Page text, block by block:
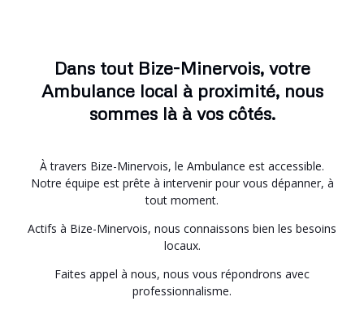
Dans tout Bize-Minervois, votre
Ambulance local à proximité, nous
sommes là à vos côtés.
À travers Bize-Minervois, le Ambulance est accessible.
Notre équipe est prête à intervenir pour vous dépanner, à
tout moment.
Actifs à Bize-Minervois, nous connaissons bien les besoins
locaux.
Faites appel à nous, nous vous répondrons avec
professionnalisme.